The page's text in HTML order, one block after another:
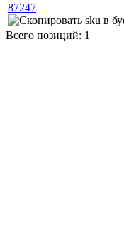
87247
Всего позиций: 1